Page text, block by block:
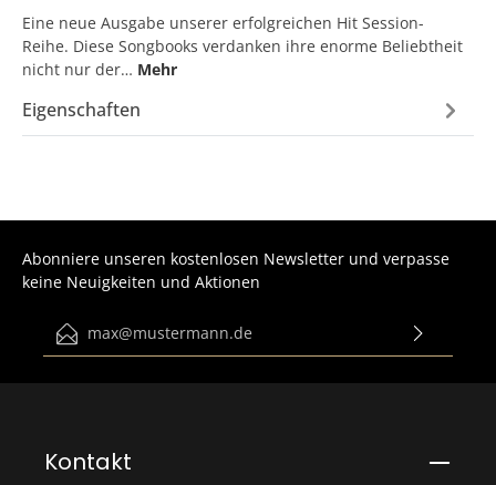
Eine neue Ausgabe unserer erfolgreichen Hit Session-
Reihe. Diese Songbooks verdanken ihre enorme Beliebtheit
nicht nur der… Mehr
Eigenschaften
Abonniere unseren kostenlosen Newsletter und verpasse
keine Neuigkeiten und Aktionen
E-Mail-Adresse*
Kontakt